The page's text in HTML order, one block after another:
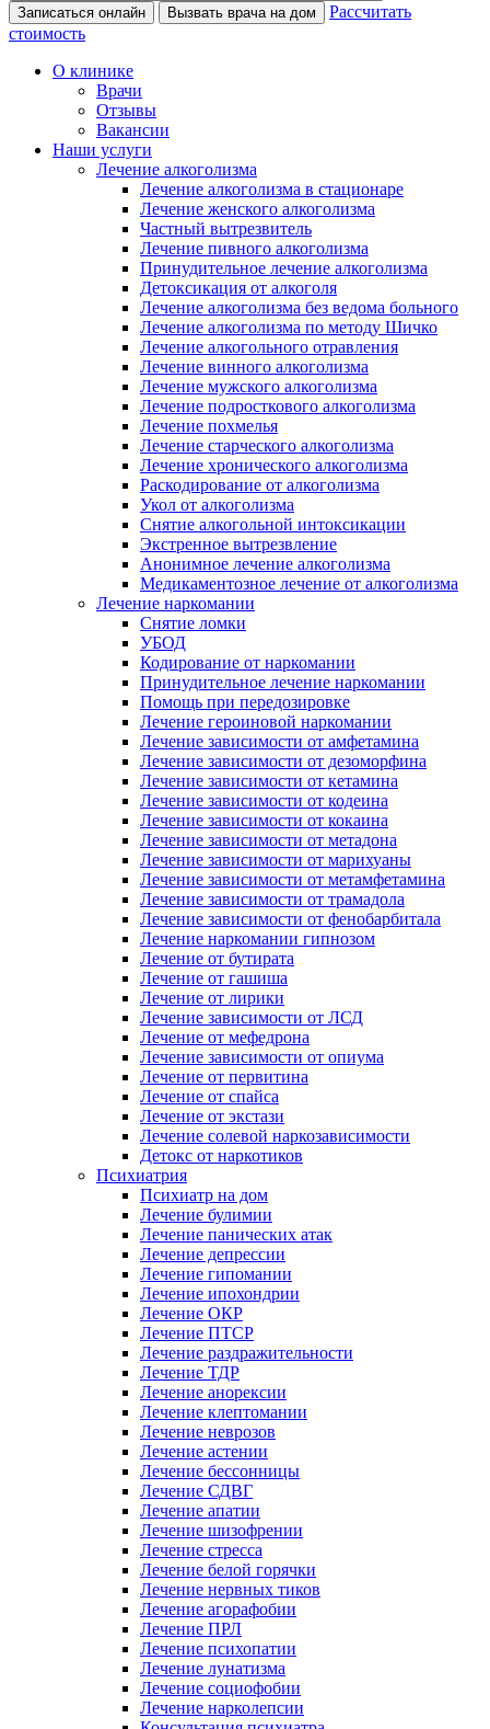
Записаться онлайн
Вызвать врача на дом
Рассчитать
стоимость
О клинике
Врачи
Отзывы
Вакансии
Наши услуги
Лечение алкоголизма
Лечение алкоголизма в стационаре
Лечение женского алкоголизма
Частный вытрезвитель
Лечение пивного алкоголизма
Принудительное лечение алкоголизма
Детоксикация от алкоголя
Лечение алкоголизма без ведома больного
Лечение алкоголизма по методу Шичко
Лечение алкогольного отравления
Лечение винного алкоголизма
Лечение мужского алкоголизма
Лечение подросткового алкоголизма
Лечение похмелья
Лечение старческого алкоголизма
Лечение хронического алкоголизма
Раскодирование от алкоголизма
Укол от алкоголизма
Снятие алкогольной интоксикации
Экстренное вытрезвление
Анонимное лечение алкоголизма
Медикаментозное лечение от алкоголизма
Лечение наркомании
Снятие ломки
УБОД
Кодирование от наркомании
Принудительное лечение наркомании
Помощь при передозировке
Лечение героиновой наркомании
Лечение зависимости от амфетамина
Лечение зависимости от дезоморфина
Лечение зависимости от кетамина
Лечение зависимости от кодеина
Лечение зависимости от кокаина
Лечение зависимости от метадона
Лечение зависимости от марихуаны
Лечение зависимости от метамфетамина
Лечение зависимости от трамадола
Лечение зависимости от фенобарбитала
Лечение наркомании гипнозом
Лечение от бутирата
Лечение от гашиша
Лечение от лирики
Лечение зависимости от ЛСД
Лечение от мефедрона
Лечение зависимости от опиума
Лечение от первитина
Лечение от спайса
Лечение от экстази
Лечение солевой наркозависимости
Детокс от наркотиков
Психиатрия
Психиатр на дом
Лечение булимии
Лечение панических атак
Лечение депрессии
Лечение гипомании
Лечение ипохондрии
Лечение ОКР
Лечение ПТСР
Лечение раздражительности
Лечение ТДР
Лечение анорексии
Лечение клептомании
Лечение неврозов
Лечение астении
Лечение бессонницы
Лечение СДВГ
Лечение апатии
Лечение шизофрении
Лечение стресса
Лечение белой горячки
Лечение нервных тиков
Лечение агорафобии
Лечение ПРЛ
Лечение психопатии
Лечение лунатизма
Лечение социофобии
Лечение нарколепсии